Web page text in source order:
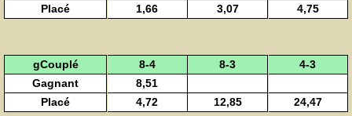
Placé
1,66 3,07 4,75
gCouplé 8-4 8-3
4-3
Gagnant
8,51
Placé
4,72 12,85 24,47